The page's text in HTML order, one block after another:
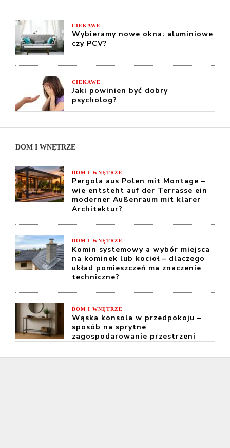
CIEKAWE
Wybieramy nowe okna: aluminiowe
czy PCV?
CIEKAWE
Jaki powinien być dobry
psycholog?
DOM I WNĘTRZE
DOM I WNĘTRZE
Pergola aus Polen mit Montage –
wie entsteht auf der Terrasse ein
moderner Außenraum mit klarer
Architektur?
DOM I WNĘTRZE
Komin systemowy a wybór miejsca
na kominek lub kocioł – dlaczego
układ pomieszczeń ma znaczenie
techniczne?
DOM I WNĘTRZE
Wąska konsola w przedpokoju –
sposób na sprytne
zagospodarowanie przestrzeni